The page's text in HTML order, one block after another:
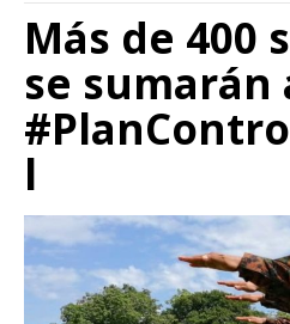
Más de 400
se sumarán
l